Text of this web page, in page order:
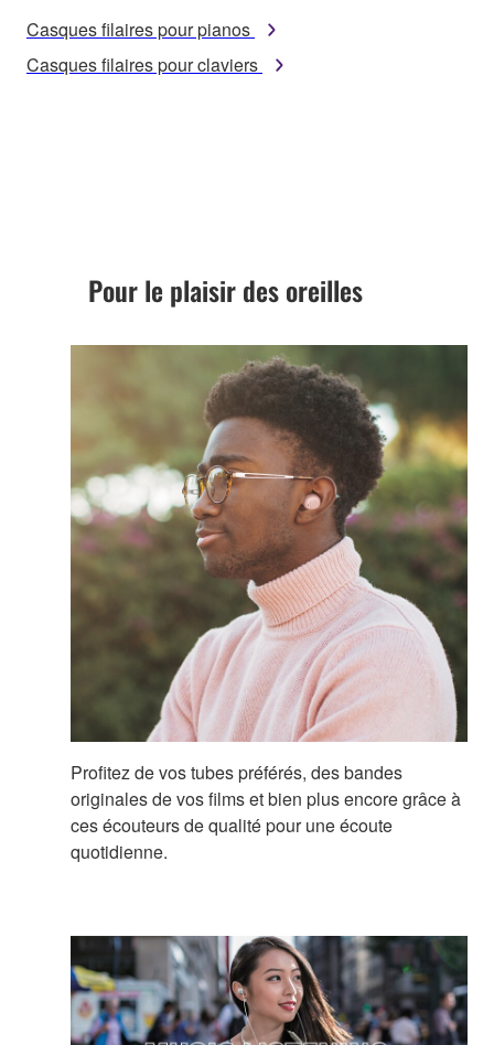
Casques filaires pour pianos
Casques filaires pour claviers
Pour le plaisir des oreilles
Profitez de vos tubes préférés, des bandes
originales de vos films et bien plus encore grâce à
ces écouteurs de qualité pour une écoute
quotidienne.